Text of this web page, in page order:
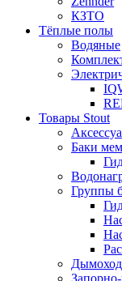
КЗТО
Тёплые полы
Водяные
Товары Stout
Баки
Группы